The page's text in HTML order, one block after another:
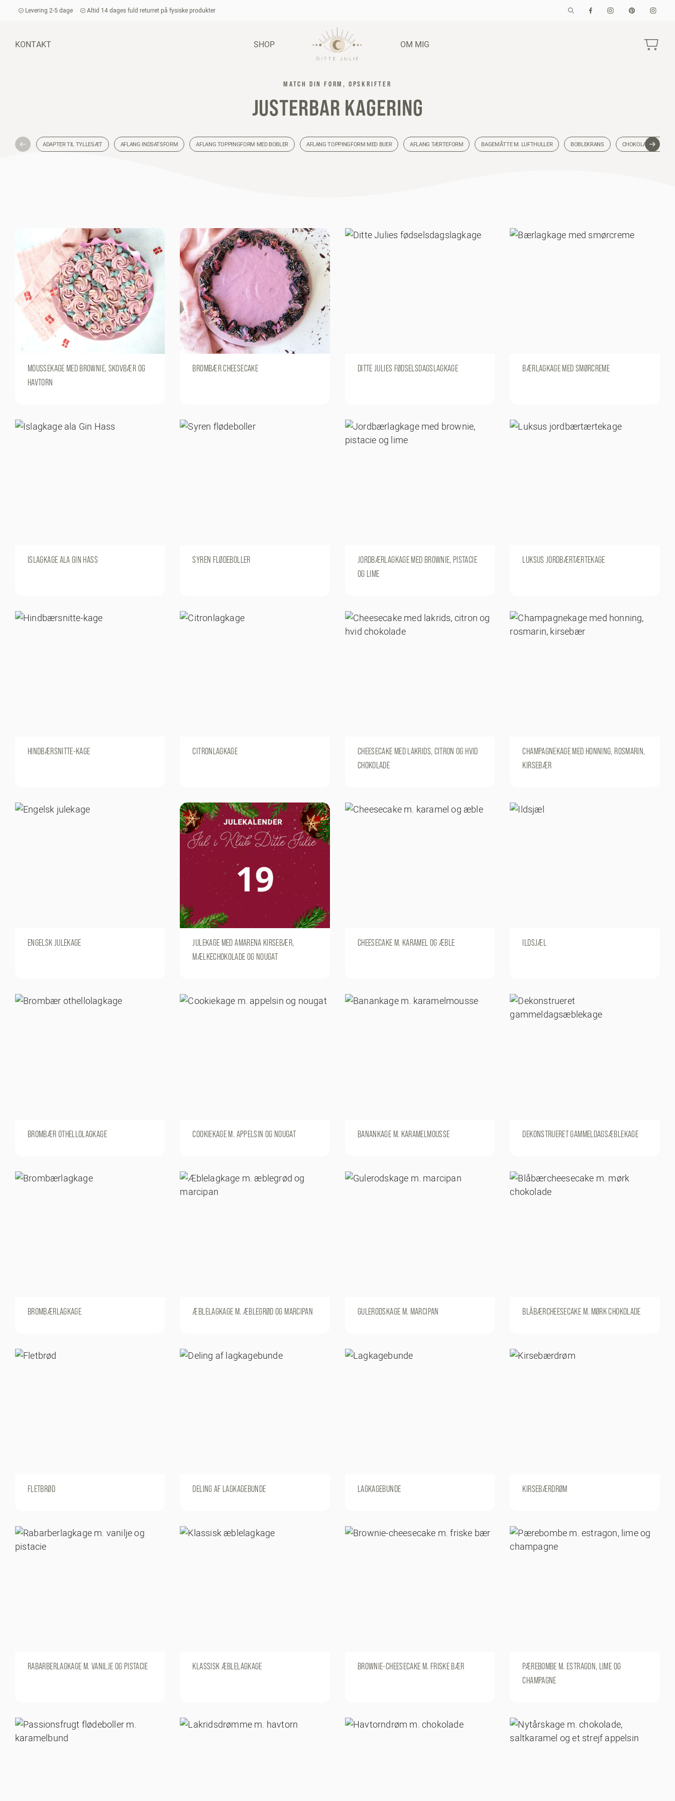
Levering 2-5 dage Altid 14 dages fuld returret på fysiske produkter
KONTAKT SHOP OM MIG
MATCH DIN FORM, OPSKRIFTER
JUSTERBAR KAGERING
ADAPTER TIL TYLLESÆT AFLANG INDSATSFORM AFLANG TOPPINGFORM MED BOBLER AFLANG TOPPINGFORM MED BUER AFLANG TÆRTEFORM BAGEMÅTTE M. LUFTHULLER BOBLEKRANS CHOKOLADEBARER,
MOUSSEKAGE MED BROWNIE, SKOVBÆR OG
HAVTORN
BROMBÆR CHEESECAKE DITTE JULIES FØDSELSDAGSLAGKAGE BÆRLAGKAGE MED SMØRCREME
ISLAGKAGE ALA GIN HASS SYREN FLØDEBOLLER
JORDBÆRLAGKAGE MED BROWNIE, PISTACIE
OG LIME
LUKSUS JORDBÆRTÆRTEKAGE
HINDBÆRSNITTE-KAGE CITRONLAGKAGE
CHEESECAKE MED LAKRIDS, CITRON OG HVID
CHOKOLADE
CHAMPAGNEKAGE MED HONNING, ROSMARIN,
KIRSEBÆR
ENGELSK JULEKAGE
JULEKAGE MED AMARENA KIRSEBÆR,
MÆLKECHOKOLADE OG NOUGAT
CHEESECAKE M. KARAMEL OG ÆBLE ILDSJÆL
BROMBÆR OTHELLOLAGKAGE COOKIEKAGE M. APPELSIN OG NOUGAT BANANKAGE M. KARAMELMOUSSE DEKONSTRUERET GAMMELDAGSÆBLEKAGE
BROMBÆRLAGKAGE ÆBLELAGKAGE M. ÆBLEGRØD OG MARCIPAN GULERODSKAGE M. MARCIPAN BLÅBÆRCHEESECAKE M. MØRK CHOKOLADE
FLETBRØD DELING AF LAGKAGEBUNDE LAGKAGEBUNDE KIRSEBÆRDRØM
RABARBERLAGKAGE M. VANILJE OG PISTACIE KLASSISK ÆBLELAGKAGE BROWNIE-CHEESECAKE M. FRISKE BÆR
PÆREBOMBE M. ESTRAGON, LIME OG
CHAMPAGNE